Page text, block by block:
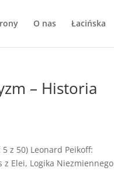
O nas Łacińska
– Historia
z 50) Leonard Peikoff:
Elei, Logika Niezmiennego